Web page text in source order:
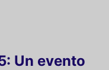
Un evento